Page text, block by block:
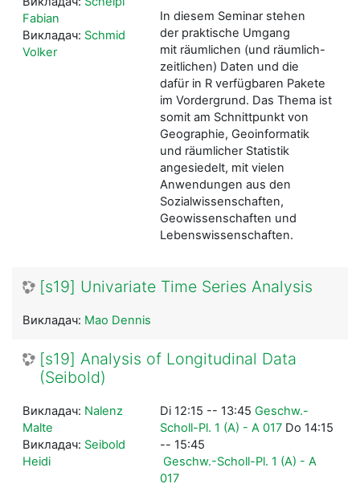
In diesem Seminar stehen
der praktische Umgang
mit räumlichen (und räumlich-
zeitlichen) Daten und die
dafür in R verfügbaren Pakete
im Vordergrund. Das Thema ist
somit am Schnittpunkt von
Geographie, Geoinformatik
und räumlicher Statistik
angesiedelt, mit vielen
Anwendungen aus den
Sozialwissenschaften,
Geowissenschaften und
Lebenswissenschaften.
Fabian
Викладач: Schmid
Volker
[s19] Univariate Time Series Analysis
Викладач: Mao Dennis
[s19] Analysis of Longitudinal Data
(Seibold)
Di 12:15 -- 13:45 Geschw.-
Scholl-Pl. 1 (A) - A 017Do 14:15
-- 15:45
Geschw.-Scholl-Pl. 1 (A) - A
017
Викладач: Nalenz
Malte
Викладач: Seibold
Heidi